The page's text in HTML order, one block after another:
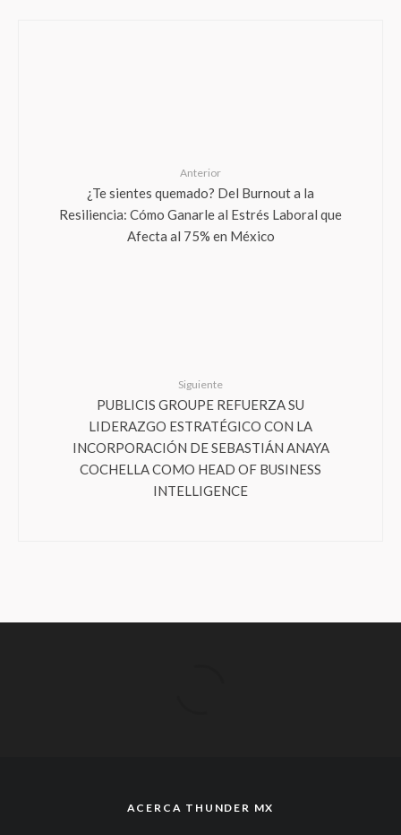
Anterior
¿Te sientes quemado? Del Burnout a la
Resiliencia: Cómo Ganarle al Estrés Laboral que
Afecta al 75% en México
Siguiente
PUBLICIS GROUPE REFUERZA SU
LIDERAZGO ESTRATÉGICO CON LA
INCORPORACIÓN DE SEBASTIÁN ANAYA
COCHELLA COMO HEAD OF BUSINESS
INTELLIGENCE
ACERCA THUNDER MX